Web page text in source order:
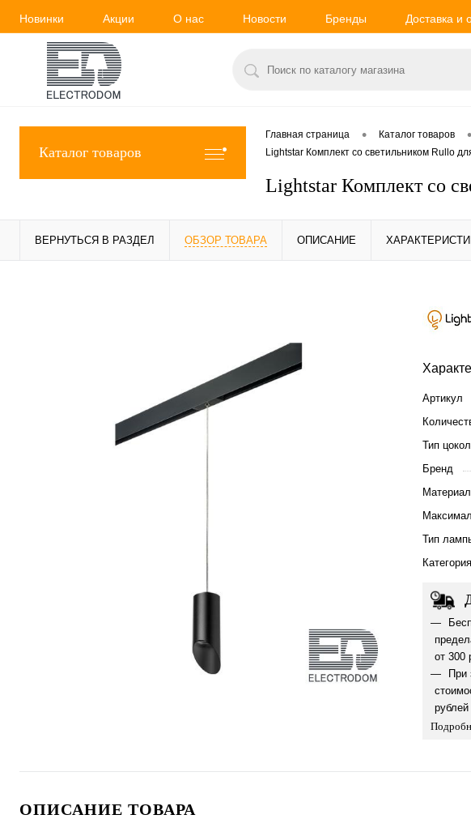
Новинки Акции О нас Новости Бренды Доставка и
Каталог товаров
Главная страница • Каталог товаров •
Lightstar Комплект со светильником Rullo
Lightstar Комплект со
ВЕРНУТЬСЯ В РАЗДЕЛ ОБЗОР ТОВАРА ОПИСАНИЕ
Артикул
Тип
Бренд
Тип
Категория
от 300
При
рублей
ОПИСАНИЕ ТОВАРА